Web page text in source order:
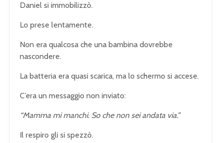
Daniel si immobilizzò.
Lo prese lentamente.
Non era qualcosa che una bambina dovrebbe
nascondere.
La batteria era quasi scarica, ma lo schermo si accese.
C’era un messaggio non inviato:
“Mamma mi manchi. So che non sei andata via.”
Il respiro gli si spezzò.